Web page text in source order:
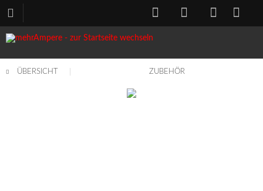
ÜBERSICHT ZUBEHÖR